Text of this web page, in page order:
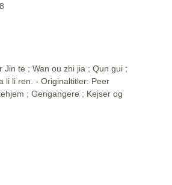
Jin te ; Wan ou zhi jia ; Qun gui ;
li li ren. - Originaltitler: Peer
; Gengangere ; Kejser og